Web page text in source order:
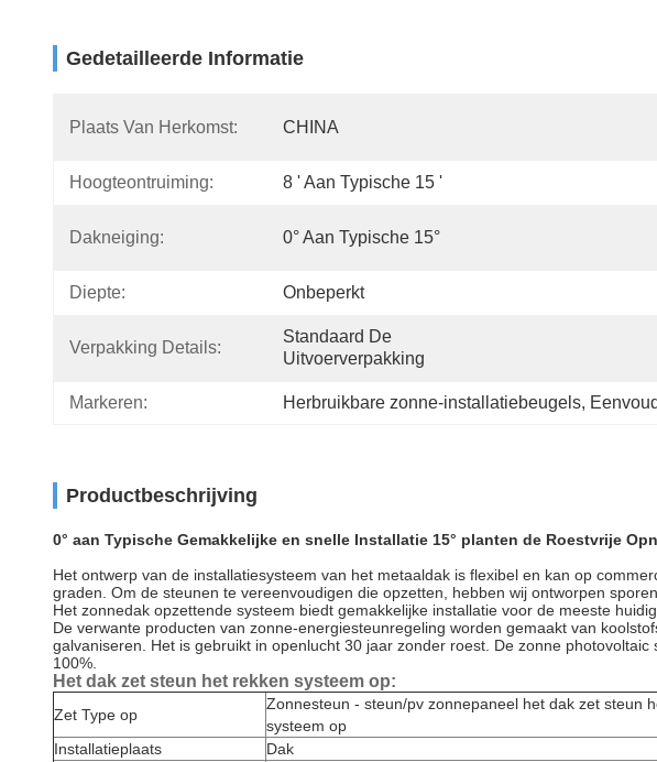
Gedetailleerde Informatie
Plaats Van Herkomst: CHINA
Hoogteontruiming: 8 ' Aan Typische 15 '
Dakneiging: 0° Aan Typische 15°
Diepte: Onbeperkt
Verpakking Details:
Standaard De
Uitvoerverpakking
Markeren: Herbruikbare zonne-installatiebeugels,
Productbeschrijving
0° aan Typische Gemakkelijke en snelle Installatie 15° planten de Roestvrije
Het ontwerp van de installatiesysteem van het metaaldak is flexibel en kan op
graden. Om de steunen te vereenvoudigen die opzetten, hebben wij ontworpen
Het zonnedak opzettende systeem biedt gemakkelijke installatie voor de meeste
De verwante producten van zonne-energiesteunregeling worden gemaakt van
galvaniseren. Het is gebruikt in openlucht 30 jaar zonder roest. De zonne
100%.
Het dak zet steun het rekken systeem op:
Zet Type op
Zonnesteun - steun/pv zonnepaneel het dak zet steun
systeem op
Installatieplaats
Dak